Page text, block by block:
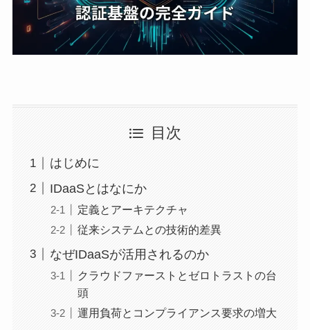
目次
はじめに
IDaaSとはなにか
定義とアーキテクチャ
従来システムとの技術的差異
なぜIDaaSが活用されるのか
クラウドファーストとゼロトラストの台
頭
運用負荷とコンプライアンス要求の増大